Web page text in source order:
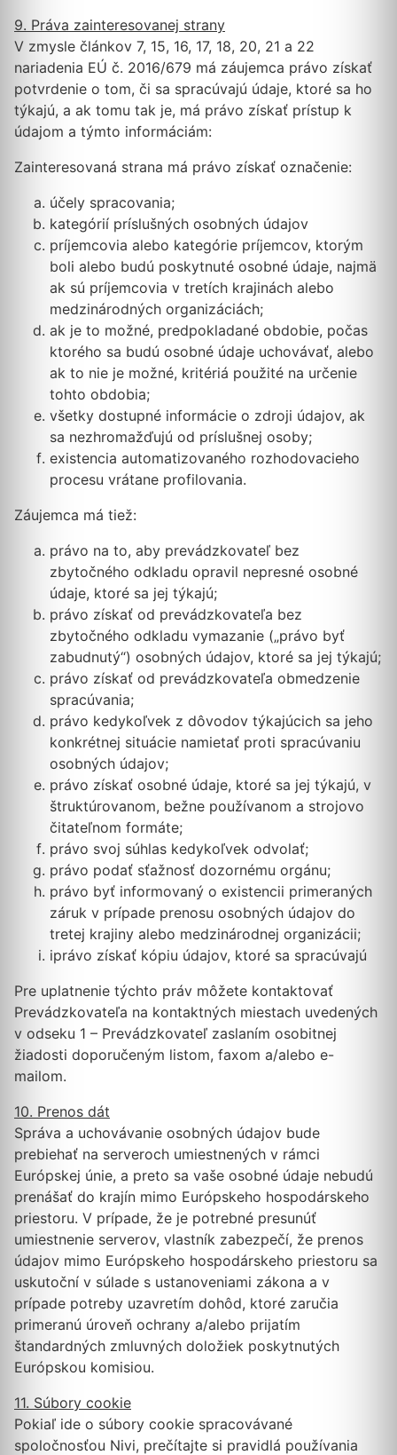
9. Práva zainteresovanej strany
V zmysle článkov 7, 15, 16, 17, 18, 20, 21 a 22
nariadenia EÚ č. 2016/679 má záujemca právo získať
potvrdenie o tom, či sa spracúvajú údaje, ktoré sa ho
týkajú, a ak tomu tak je, má právo získať prístup k
údajom a týmto informáciám:
Zainteresovaná strana má právo získať označenie:
účely spracovania;
kategórií príslušných osobných údajov
príjemcovia alebo kategórie príjemcov, ktorým
boli alebo budú poskytnuté osobné údaje, najmä
ak sú príjemcovia v tretích krajinách alebo
medzinárodných organizáciách;
ak je to možné, predpokladané obdobie, počas
ktorého sa budú osobné údaje uchovávať, alebo
ak to nie je možné, kritériá použité na určenie
tohto obdobia;
všetky dostupné informácie o zdroji údajov, ak
sa nezhromažďujú od príslušnej osoby;
existencia automatizovaného rozhodovacieho
procesu vrátane profilovania.
Záujemca má tiež:
právo na to, aby prevádzkovateľ bez
zbytočného odkladu opravil nepresné osobné
údaje, ktoré sa jej týkajú;
právo získať od prevádzkovateľa bez
zbytočného odkladu vymazanie („právo byť
zabudnutý“) osobných údajov, ktoré sa jej týkajú;
právo získať od prevádzkovateľa obmedzenie
spracúvania;
právo kedykoľvek z dôvodov týkajúcich sa jeho
konkrétnej situácie namietať proti spracúvaniu
osobných údajov;
právo získať osobné údaje, ktoré sa jej týkajú, v
štruktúrovanom, bežne používanom a strojovo
čitateľnom formáte;
právo svoj súhlas kedykoľvek odvolať;
právo podať sťažnosť dozornému orgánu;
právo byť informovaný o existencii primeraných
záruk v prípade prenosu osobných údajov do
tretej krajiny alebo medzinárodnej organizácii;
iprávo získať kópiu údajov, ktoré sa spracúvajú
Pre uplatnenie týchto práv môžete kontaktovať
Prevádzkovateľa na kontaktných miestach uvedených
v odseku 1 – Prevádzkovateľ zaslaním osobitnej
žiadosti doporučeným listom, faxom a/alebo e-
mailom.
10. Prenos dát
Správa a uchovávanie osobných údajov bude
prebiehať na serveroch umiestnených v rámci
Európskej únie, a preto sa vaše osobné údaje nebudú
prenášať do krajín mimo Európskeho hospodárskeho
priestoru. V prípade, že je potrebné presunúť
umiestnenie serverov, vlastník zabezpečí, že prenos
údajov mimo Európskeho hospodárskeho priestoru sa
uskutoční v súlade s ustanoveniami zákona a v
prípade potreby uzavretím dohôd, ktoré zaručia
primeranú úroveň ochrany a/alebo prijatím
štandardných zmluvných doložiek poskytnutých
Európskou komisiou.
11. Súbory cookie
Pokiaľ ide o súbory cookie spracovávané
spoločnosťou Nivi, prečítajte si pravidlá používania